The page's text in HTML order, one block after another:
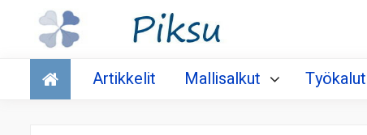
Talous
Artikkelit Mallisalkut Työkalut